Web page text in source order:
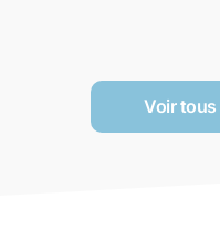
Voir tous